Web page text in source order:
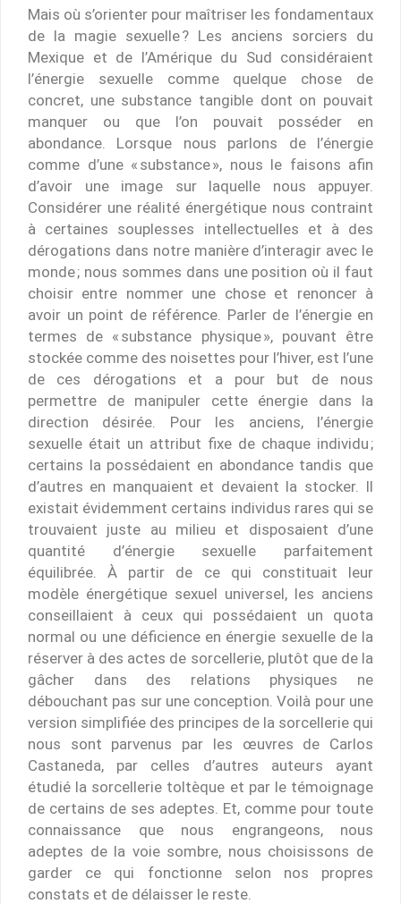
Mais où s’orienter pour maîtriser les fondamentaux
de la magie sexuelle ? Les anciens sorciers du
Mexique et de l’Amérique du Sud considéraient
l’énergie sexuelle comme quelque chose de
concret, une substance tangible dont on pouvait
manquer ou que l’on pouvait posséder en
abondance. Lorsque nous parlons de l’énergie
comme d’une « substance », nous le faisons afin
d’avoir une image sur laquelle nous appuyer.
Considérer une réalité énergétique nous contraint
à certaines souplesses intellectuelles et à des
dérogations dans notre manière d’interagir avec le
monde ; nous sommes dans une position où il faut
choisir entre nommer une chose et renoncer à
avoir un point de référence. Parler de l’énergie en
termes de « substance physique », pouvant être
stockée comme des noisettes pour l’hiver, est l’une
de ces dérogations et a pour but de nous
permettre de manipuler cette énergie dans la
direction désirée. Pour les anciens, l’énergie
sexuelle était un attribut fixe de chaque individu ;
certains la possédaient en abondance tandis que
d’autres en manquaient et devaient la stocker. Il
existait évidemment certains individus rares qui se
trouvaient juste au milieu et disposaient d’une
quantité d’énergie sexuelle parfaitement
équilibrée. À partir de ce qui constituait leur
modèle énergétique sexuel universel, les anciens
conseillaient à ceux qui possédaient un quota
normal ou une déficience en énergie sexuelle de la
réserver à des actes de sorcellerie, plutôt que de la
gâcher dans des relations physiques ne
débouchant pas sur une conception. Voilà pour une
version simplifiée des principes de la sorcellerie qui
nous sont parvenus par les œuvres de Carlos
Castaneda, par celles d’autres auteurs ayant
étudié la sorcellerie toltèque et par le témoignage
de certains de ses adeptes. Et, comme pour toute
connaissance que nous engrangeons, nous
adeptes de la voie sombre, nous choisissons de
garder ce qui fonctionne selon nos propres
constats et de délaisser le reste.